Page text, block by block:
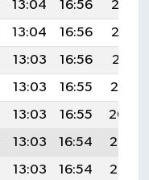
13:04 16:56
20:13
13:04 16:56
20:12
13:03 16:56
20:11
13:03 16:55
20:10
13:03 16:55
20:09
13:03 16:54
20:08
13:03 16:54
20:07